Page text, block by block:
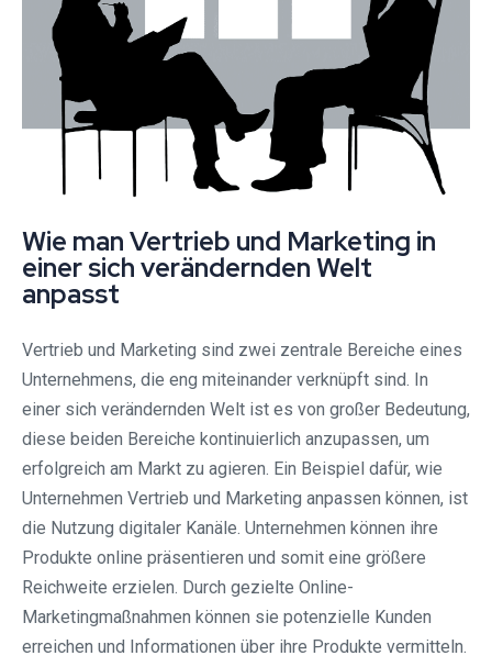
Wie man Vertrieb und Marketing in
einer sich verändernden Welt
anpasst
Vertrieb und Marketing sind zwei zentrale Bereiche eines
Unternehmens, die eng miteinander verknüpft sind. In
einer sich verändernden Welt ist es von großer Bedeutung,
diese beiden Bereiche kontinuierlich anzupassen, um
erfolgreich am Markt zu agieren. Ein Beispiel dafür, wie
Unternehmen Vertrieb und Marketing anpassen können, ist
die Nutzung digitaler Kanäle. Unternehmen können ihre
Produkte online präsentieren und somit eine größere
Reichweite erzielen. Durch gezielte Online-
Marketingmaßnahmen können sie potenzielle Kunden
erreichen und Informationen über ihre Produkte vermitteln.